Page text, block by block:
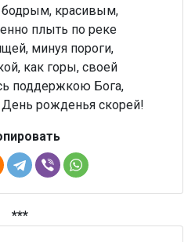
бодрым, красивым,
плыть по реке
минуя пороги,
как горы, своей
поддержкою Бога,
рожденья скорей!
***